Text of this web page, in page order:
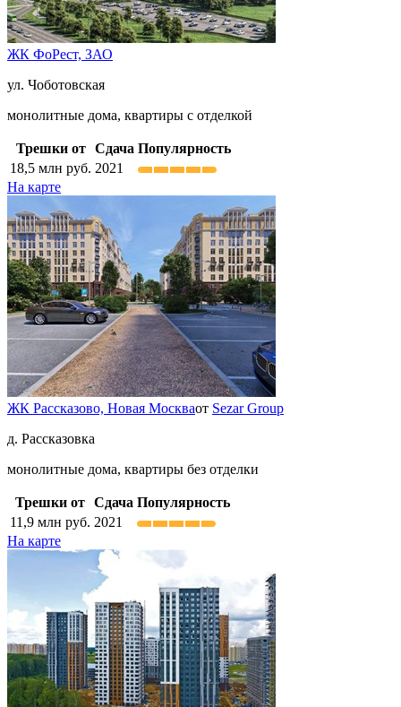
ЖК ФоРест, ЗАО
ул. Чоботовская
монолитные дома, квартиры с отделкой
Трешки от Сдача Популярность
18,5 млн руб. 2021
На карте
ЖК Рассказово, Новая Москваот Sezar Group
д. Рассказовка
монолитные дома, квартиры без отделки
Трешки от Сдача Популярность
11,9 млн руб. 2021
На карте